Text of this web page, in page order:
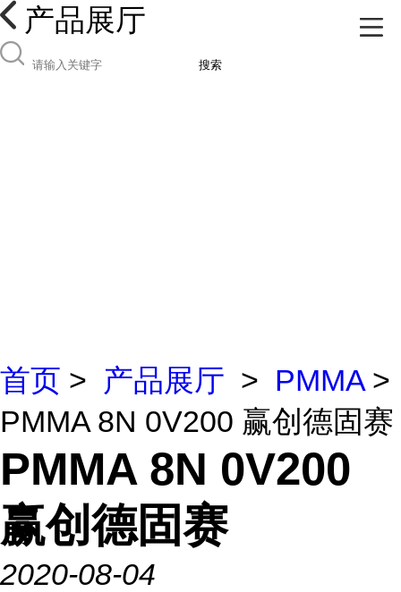
产品展厅
搜索
首页 > 产品展厅 > PMMA >
PMMA 8N 0V200 赢创德固赛
PMMA 8N 0V200
赢创德固赛
2020-08-04